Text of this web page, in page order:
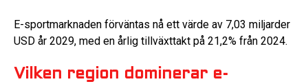
E-sportmarknaden förväntas nå ett värde av 7,03 miljarder
USD år 2029, med en årlig tillväxttakt på 21,2% från 2024.
Vilken region dominerar e-